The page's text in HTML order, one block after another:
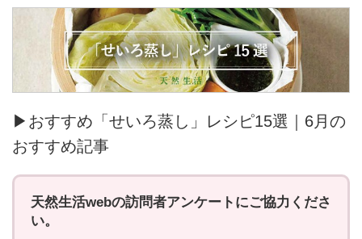
▶おすすめ「せいろ蒸し」レシピ15選｜6月の
おすすめ記事